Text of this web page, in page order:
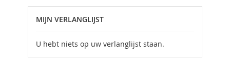
MIJN VERLANGLIJST
U hebt niets op uw verlanglijst staan.